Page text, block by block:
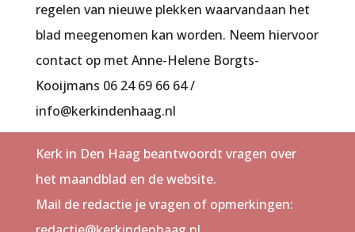
regelen van nieuwe plekken waarvandaan het
blad meegenomen kan worden. Neem hiervoor
contact op met Anne-Helene Borgts-
Kooijmans 06 24 69 66 64 /
info@kerkindenhaag.nl
Kerk in Den Haag beantwoordt vragen over
het maandblad en de website.
Mail de redactie je vragen of opmerkingen: